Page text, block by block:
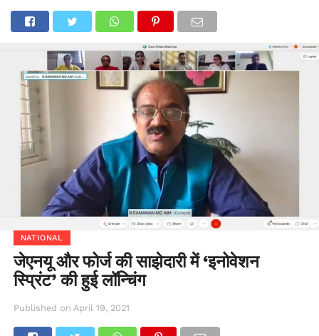
NATIONAL
जेएनयू और फोर्ज की साझेदारी में ‘इनोवेशन
स्प्रिंट’ की हुई लॉन्चिंग
Published on April 19, 2021